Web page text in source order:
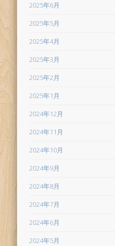
2025年6月
2025年5月
2025年4月
2025年3月
2025年2月
2025年1月
2024年12月
2024年11月
2024年10月
2024年9月
2024年8月
2024年7月
2024年6月
2024年5月